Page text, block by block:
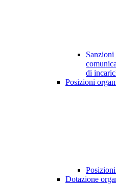
Sanzioni
di
Posizioni
Dotazione